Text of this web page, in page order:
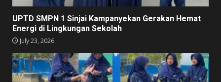
UPTD SMPN 1 Sinjai Kampanyekan Gerakan Hemat
Energi di Lingkungan Sekolah
July 23, 2026